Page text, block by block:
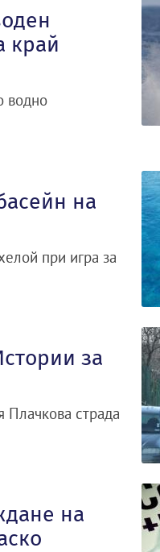
край
водно
на
при игра за
за
Плачкова страда
на